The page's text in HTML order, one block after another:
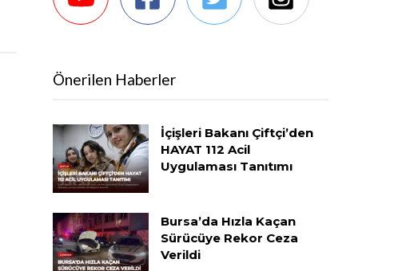
Önerilen Haberler
İçişleri Bakanı Çiftçi’den
HAYAT 112 Acil
Uygulaması Tanıtımı
Bursa’da Hızla Kaçan
Sürücüye Rekor Ceza
Verildi